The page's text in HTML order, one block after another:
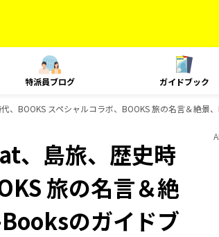
特派員ブログ ガイドブック
BOOKS スペシャルコラボ、BOOKS 旅の名言＆絶景
、島旅、歴史時
旅の名言＆絶
のガイドブ